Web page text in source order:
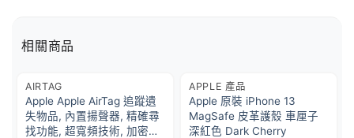
相關商品
AIRTAG
Apple Apple AirTag 追蹤遺
失物品, 內置揚聲器, 精確尋
找功能, 超寬頻技術, 加密保
APPLE 產品
Apple 原裝 iPhone 13
MagSafe 皮革護殼 車厘子
深紅色 Dark Cherry